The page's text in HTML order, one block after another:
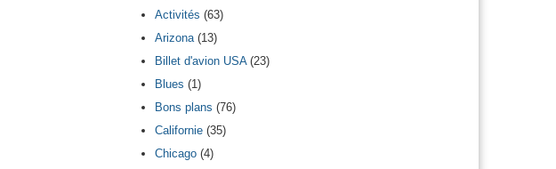
Activités (63)
Arizona(13)
Billet d'avion USA(23)
Blues (1)
Bons plans (76)
Californie (35)
Chicago (4)